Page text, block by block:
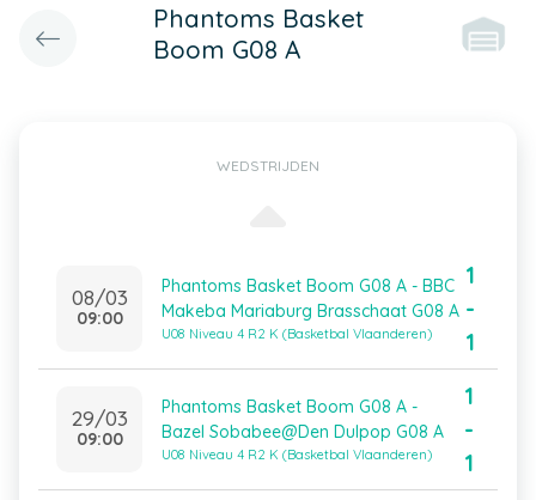
Phantoms Basket
Boom G08 A
WEDSTRIJDEN
08/03
09:00
Phantoms Basket Boom G08 A - BBC
Makeba Mariaburg Brasschaat G08 A
U08 Niveau 4 R2 K (Basketbal Vlaanderen)
1
-
1
29/03
09:00
Phantoms Basket Boom G08 A -
Bazel Sobabee@Den Dulpop G08 A
U08 Niveau 4 R2 K (Basketbal Vlaanderen)
1
-
1